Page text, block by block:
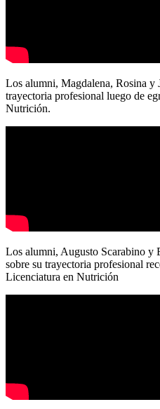
Los alumni, Magdalena, Rosina y
trayectoria profesional luego de
Nutrición.
Los alumni, Augusto Scarabino y
sobre su trayectoria profesional
Licenciatura en Nutrición